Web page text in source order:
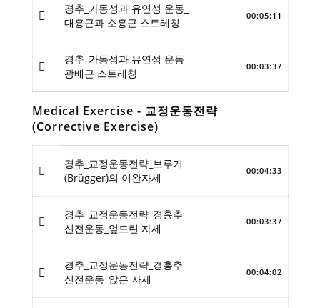
경추_가동성과 유연성 운동_
대흉근과 소흉근 스트레칭
00:05:11
경추_가동성과 유연성 운동_
광배근 스트레칭
00:03:37
Medical Exercise - 교정운동전략
(Corrective Exercise)
경추_교정운동전략_브루거
(Brügger)의 이완자세
00:04:33
경추_교정운동전략_경흉추
신전운동_엎드린 자세
00:03:37
경추_교정운동전략_경흉추
신전운동_앉은 자세
00:04:02